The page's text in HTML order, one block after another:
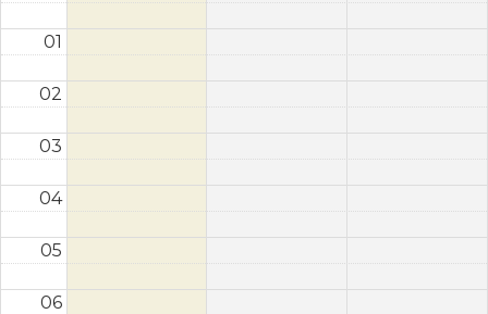
01
02
03
04
05
06